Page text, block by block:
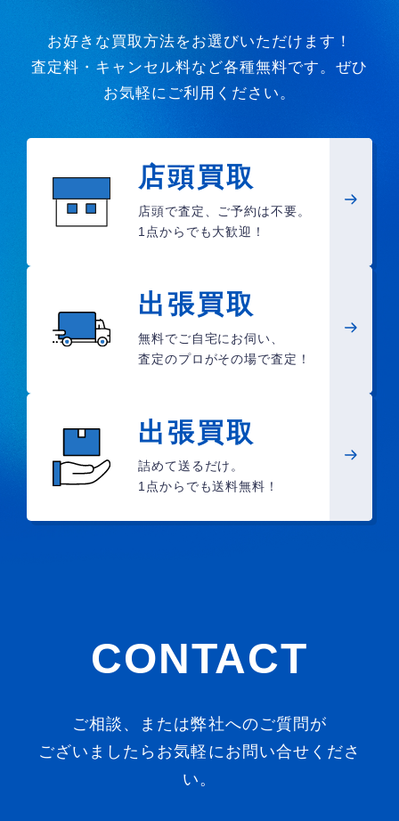
お好きな買取方法をお選びいただけます！
査定料・キャンセル料など各種無料です。ぜひ
お気軽にご利用ください。
店頭買取
店頭で査定、ご予約は不要。
1点からでも大歓迎！
出張買取
無料でご自宅にお伺い、
査定のプロがその場で査定！
出張買取
詰めて送るだけ。
1点からでも送料無料！
CONTACT
ご相談、または弊社へのご質問が
ございましたらお気軽にお問い合せくださ
い。